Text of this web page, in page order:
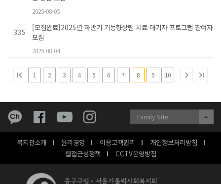
2025-08-05
335
[모집완료]2025년 하반기 기능향상팀 치료 대기자 프로그램 참여자
모집
2025-08-04
1 2 3 4 5 6 7 8 9 10
복지관소개 윤리경영 이용고객권리
개인정보처리방침
웹접근성정책
CCTV운영방침
Family Site